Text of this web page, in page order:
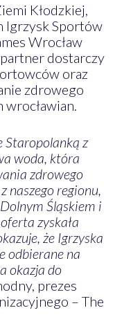
Kłodzkiej,
Igrzysk Sportów
Wrocław
dostarczy
oraz
zdrowego
wrocławian.
Staropolanką z
woda, która
zdrowego
naszego regionu,
Śląskiem i
zyskała
że Igrzyska
odbierane na
okazja do
prezes
– The